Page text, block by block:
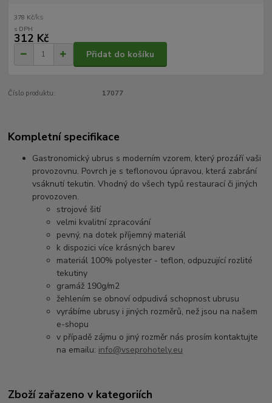
378 Kč/ks
312 Kč
Přidat do košíku
Číslo produktu: 17077
Kompletní specifikace
Gastronomický ubrus s moderním vzorem, který prozáří vaši
provozovnu. Povrch je s teflonovou úpravou, která zabrání
vsáknutí tekutin. Vhodný do všech typů restaurací či jiných
provozoven.
strojové šití
velmi kvalitní zpracování
pevný, na dotek příjemný materiál
k dispozici více krásných barev
materiál 100% polyester - teflon, odpuzující rozlité
tekutiny
gramáž 190g/m2
žehlením se obnoví odpudivá schopnost ubrusu
vyrábíme ubrusy i jiných rozměrů, než jsou na našem
e-shopu
v případě zájmu o jiný rozměr nás prosím kontaktujte
na emailu: info@vseprohotely.eu
Zboží zařazeno v kategoriích